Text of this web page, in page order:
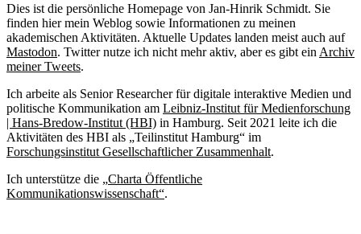
Dies ist die persönliche Homepage von Jan-Hinrik Schmidt. Sie
finden hier mein Weblog sowie Informationen zu meinen
akademischen Aktivitäten. Aktuelle Updates landen meist auch auf
Mastodon. Twitter nutze ich nicht mehr aktiv, aber es gibt ein Archiv
meiner Tweets.
Ich arbeite als Senior Researcher für digitale interaktive Medien und
politische Kommunikation am Leibniz-Institut für Medienforschung
| Hans-Bredow-Institut (HBI) in Hamburg. Seit 2021 leite ich die
Aktivitäten des HBI als „Teilinstitut Hamburg“ im
Forschungsinstitut Gesellschaftlicher Zusammenhalt.
Ich unterstütze die „Charta Öffentliche
Kommunikationswissenschaft“.